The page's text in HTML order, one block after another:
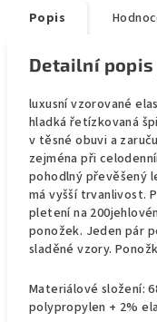
Popis
Detailní
luxusní vzorované
hladká řetízkovaná
v těsné obuvi a
zejména při
pohodlný převěšený
má vyšší trvanlivost.
pletení na
ponožek. Jeden pár
sladěné vzory.
Materiálové složení:
polypropylen + 2%